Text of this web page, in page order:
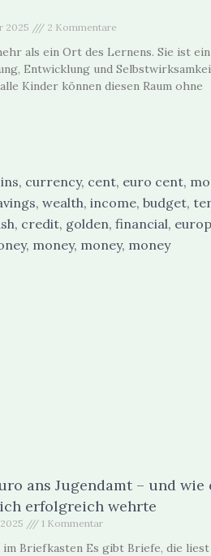
2025 2 Kommentare
als ein Ort des Lernens. Sie ist ein
Entwicklung und
Kinder können diesen Raum ohne
ans Jugendamt – und wie
erfolgreich wehrte
1 Kommentar
im Briefkasten Es gibt Briefe, die liest